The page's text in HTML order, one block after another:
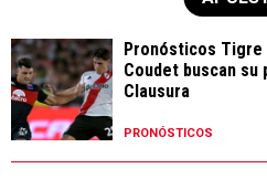
Pronósticos Tigre
Coudet buscan
Clausura
PRONÓSTICOS